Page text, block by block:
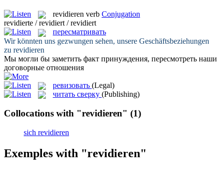
revidieren verb Conjugation
revidierte / revidiert / revidiert
пересматривать
Wir könnten uns gezwungen sehen, unsere Geschäftsbeziehungen
zu revidieren
Мы могли бы заметить факт принуждения, пересмотреть наши
договорные отношения
ревизовать (Legal)
читать сверку (Publishing)
Collocations with "revidieren" (1)
sich revidieren
Exemples with "revidieren"